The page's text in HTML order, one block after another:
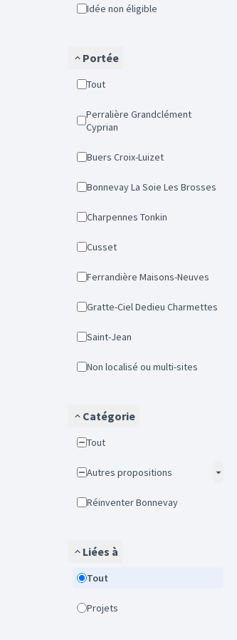
Idée non éligible
Portée
Tout
Perralière Grandclément
Cyprian
Buers Croix-Luizet
Bonnevay La Soie Les Brosses
Charpennes Tonkin
Cusset
Ferrandière Maisons-Neuves
Gratte-Ciel Dedieu Charmettes
Saint-Jean
Non localisé ou multi-sites
Catégorie
Tout
Autres propositions
Réinventer Bonnevay
Liées à
Tout
Projets